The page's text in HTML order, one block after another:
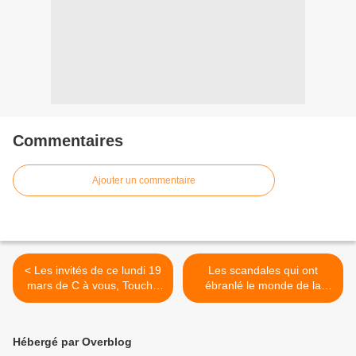
Commentaires
Ajouter un commentaire
< Les invités de ce lundi 19
mars de C à vous, Touche
pas à mon poste et
Les scandales qui ont
ébranlé le monde de la
culture au programme de
Hébergé par Overblog